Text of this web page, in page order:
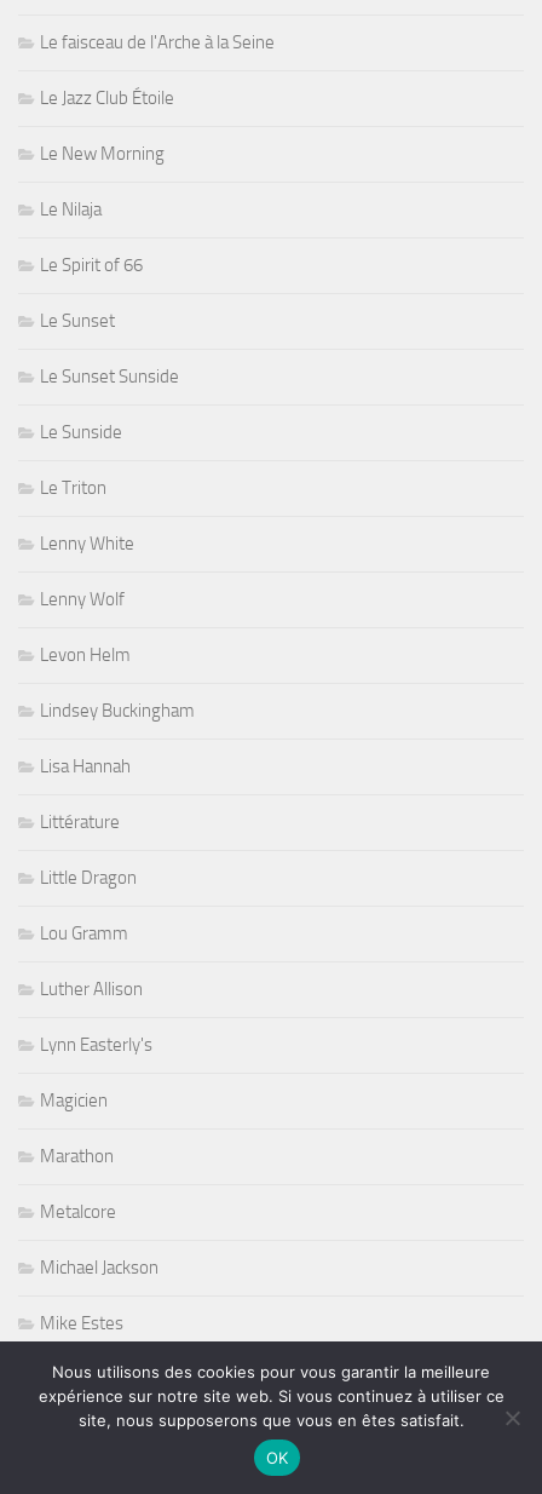
Le faisceau de l'Arche à la Seine
Le Jazz Club Étoile
Le New Morning
Le Nilaja
Le Spirit of 66
Le Sunset
Le Sunset Sunside
Le Sunside
Le Triton
Lenny White
Lenny Wolf
Levon Helm
Lindsey Buckingham
Lisa Hannah
Littérature
Little Dragon
Lou Gramm
Luther Allison
Lynn Easterly's
Magicien
Marathon
Metalcore
Michael Jackson
Mike Estes
mode
Mode defilé
Nous utilisons des cookies pour vous garantir la meilleure
expérience sur notre site web. Si vous continuez à utiliser ce
site, nous supposerons que vous en êtes satisfait.
OK